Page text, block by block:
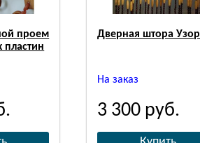
проем
пластин
Дверная штора Узор
На заказ
3 300 руб.